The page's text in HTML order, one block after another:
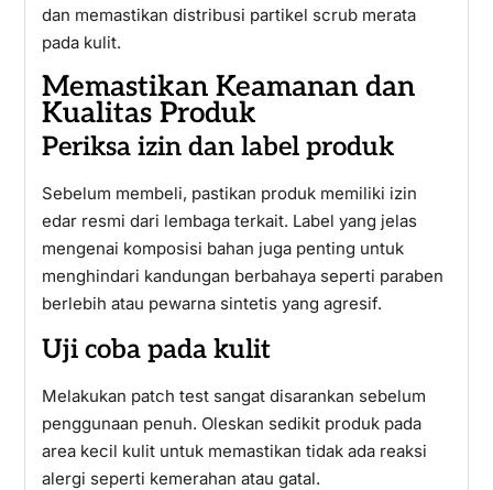
dan memastikan distribusi partikel scrub merata
pada kulit.
Memastikan Keamanan dan
Kualitas Produk
Periksa izin dan label produk
Sebelum membeli, pastikan produk memiliki izin
edar resmi dari lembaga terkait. Label yang jelas
mengenai komposisi bahan juga penting untuk
menghindari kandungan berbahaya seperti paraben
berlebih atau pewarna sintetis yang agresif.
Uji coba pada kulit
Melakukan patch test sangat disarankan sebelum
penggunaan penuh. Oleskan sedikit produk pada
area kecil kulit untuk memastikan tidak ada reaksi
alergi seperti kemerahan atau gatal.